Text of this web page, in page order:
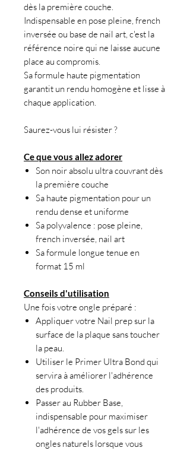
dès la première couche.
Indispensable en pose pleine, french
inversée ou base de nail art, c'est la
référence noire qui ne laisse aucune
place au compromis.
Sa formule haute pigmentation
garantit un rendu homogène et lisse à
chaque application.
Saurez-vous lui résister ?
Ce que vous allez adorer
Son noir absolu ultra couvrant dès
la première couche
Sa haute pigmentation pour un
rendu dense et uniforme
Sa polyvalence : pose pleine,
french inversée, nail art
Sa formule longue tenue en
format 15 ml
Conseils d'utilisation
Une fois votre ongle préparé :
Appliquer votre Nail prep sur la
surface de la plaque sans toucher
la peau.
Utiliser le Primer Ultra Bond qui
servira à améliorer l'adhérence
des produits.
Passer au Rubber Base,
indispensable pour maximiser
l'adhérence de vos gels sur les
ongles naturels lorsque vous